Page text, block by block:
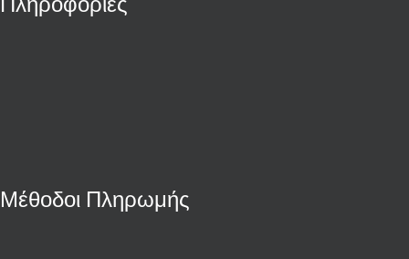
Μέθοδοι Πληρωμής